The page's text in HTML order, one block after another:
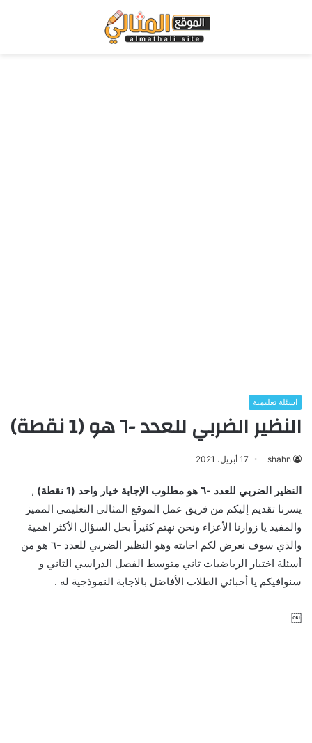
اسئلة تعليمية
النظير الضربي للعدد -٦ هو (1 نقطة)
shahn 17 أبريل، 2021
النظير الضربي للعدد -٦ هو مطلوب الإجابة خيار واحد (1 نقطة)
,
يسرنا تقديم إليكم من فريق عمل الموقع المثالي التعليمي المميز
والمفيد يا زوارنا الأعزاء ونحن نهتم كثيراً بحل السؤال الأكثر اهمية
والذي سوف نعرض لكم اجابته وهو النظير الضربي للعدد -٦ هو من
أسئلة اختبار الرياضيات ثاني متوسط الفصل الدراسي الثاني و
سنوافيكم يا أحبائي الطلاب الأفاضل بالاجابة النموذجية له .
￼